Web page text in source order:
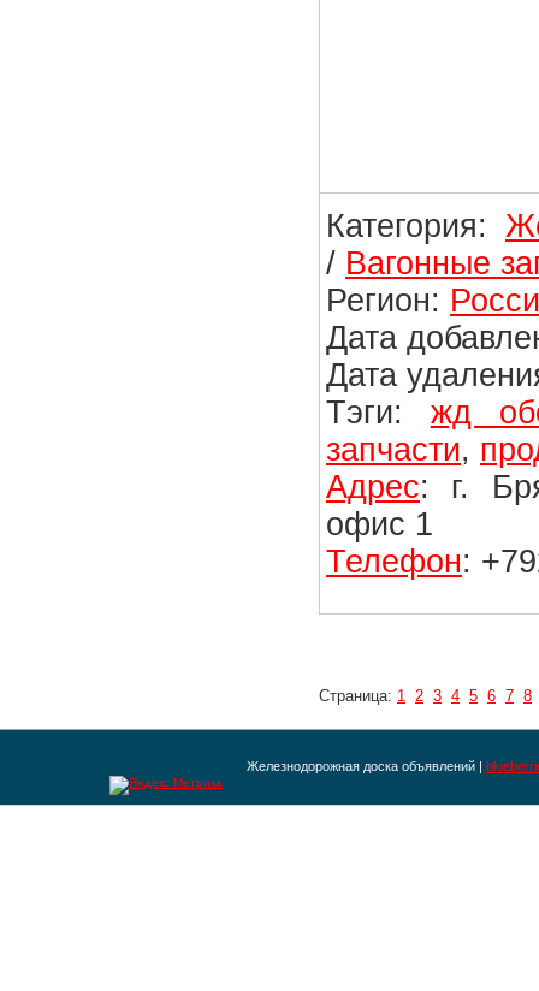
Категория:
/ Вагонные
Регион:
Дата
Дата
Тэги: жд
запчасти,
Адрес: г.
офис 1
Телефон:
Страница: 1 2 3 4 5 6 7 8
Железнодорожная доска объявлений |